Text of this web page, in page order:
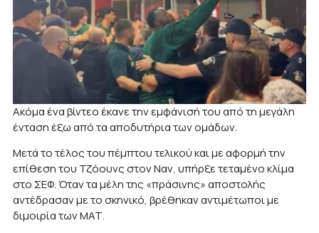
Ακόμα ένα βίντεο έκανε την εμφάνισή του από τη μεγάλη
ένταση έξω από τα αποδυτήρια των ομάδων.
Μετά το τέλος του πέμπτου τελικού και με αφορμή την
επίθεση του Τζόουνς στον Ναν, υπήρξε τεταμένο κλίμα
στο ΣΕΦ. Όταν τα μέλη της «πράσινης» αποστολής
αντέδρασαν με το σκηνικό, βρέθηκαν αντιμέτωποι με
διμοιρία των ΜΑΤ.